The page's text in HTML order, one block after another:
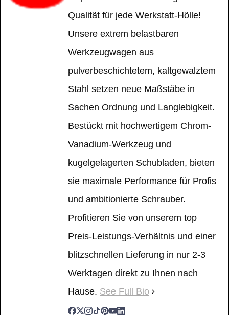
Qualität für jede Werkstatt-Hölle!
Unsere extrem belastbaren
Werkzeugwagen aus
pulverbeschichtetem, kaltgewalztem
Stahl setzen neue Maßstäbe in
Sachen Ordnung und Langlebigkeit.
Bestückt mit hochwertigem Chrom-
Vanadium-Werkzeug und
kugelgelagerten Schubladen, bieten
sie maximale Performance für Profis
und ambitionierte Schrauber.
Profitieren Sie von unserem top
Preis-Leistungs-Verhältnis und einer
blitzschnellen Lieferung in nur 2-3
Werktagen direkt zu Ihnen nach
Hause. See Full Bio